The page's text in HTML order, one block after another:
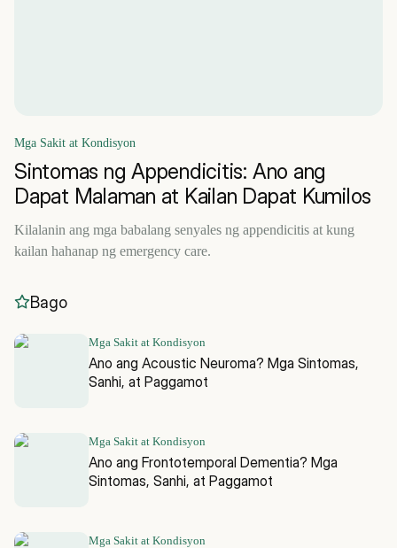
Mga Sakit at Kondisyon
Sintomas ng Appendicitis: Ano ang
Dapat Malaman at Kailan Dapat Kumilos
Kilalanin ang mga babalang senyales ng appendicitis at kung
kailan hahanap ng emergency care.
Bago
Mga Sakit at Kondisyon
Ano ang Acoustic Neuroma? Mga Sintomas,
Sanhi, at Paggamot
Mga Sakit at Kondisyon
Ano ang Frontotemporal Dementia? Mga
Sintomas, Sanhi, at Paggamot
Mga Sakit at Kondisyon